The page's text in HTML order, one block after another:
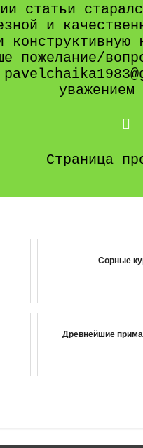
статьи
и
пожелание/
уважением
Страница
Сорные
Древнейшие